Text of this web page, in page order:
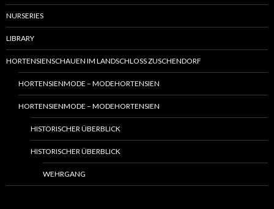
NURSERIES
LIBRARY
HORTENSIENSCHAUEN IM LANDSCHLOSS ZUSCHENDORF
HORTENSIENMODE – MODEHORTENSIEN
HORTENSIENMODE – MODEHORTENSIEN
HISTORISCHER ÜBERBLICK
HISTORISCHER ÜBERBLICK
WEHRGANG